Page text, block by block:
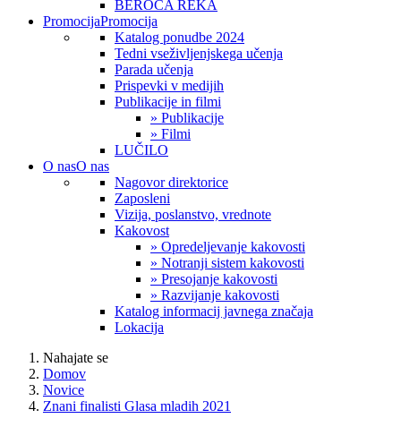
BEROČA REKA
PromocijaPromocija
Katalog ponudbe 2024
Tedni vseživljenjskega učenja
Parada učenja
Prispevki v medijih
Publikacije in filmi
» Publikacije
» Filmi
LUČILO
O nasO nas
Nagovor direktorice
Zaposleni
Vizija, poslanstvo, vrednote
Kakovost
» Opredeljevanje kakovosti
» Notranji sistem kakovosti
» Presojanje kakovosti
» Razvijanje kakovosti
Katalog informacij javnega značaja
Lokacija
Nahajate se
Domov
Novice
Znani finalisti Glasa mladih 2021